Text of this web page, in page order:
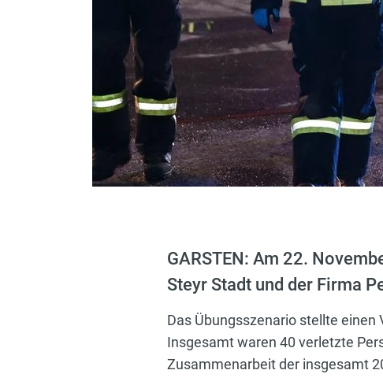
GARSTEN: Am 22.
Steyr Stadt und der Firma
Das Übungsszenario stellte einen
Insgesamt waren 40 verletzte
Zusammenarbeit der insgesamt